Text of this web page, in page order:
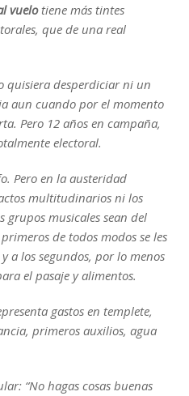
vuelotiene más tintes
que de una real
quisiera desperdiciar ni un
aun cuando por el momento
Pero 12 años en campaña,
electoral.
Pero en la austeridad
multitudinarios ni los
grupos musicales sean del
de todos modos se les
a los segundos, por lo menos
el pasaje y alimentos.
gastos en templete,
primeros auxilios, agua
“No hagas cosas buenas